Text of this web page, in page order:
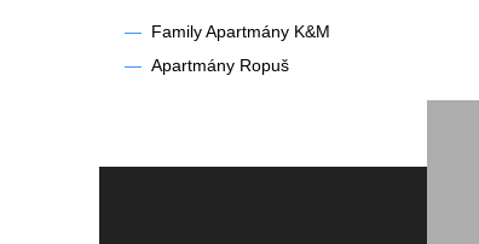
— Family Apartmány K&M
— Apartmány Ropuš